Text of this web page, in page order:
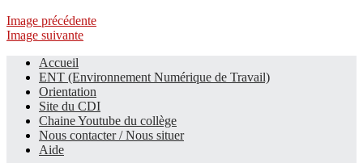
Image précédente
Image suivante
Le site du collège
Accueil
ENT (Environnement Numérique de Travail)
Orientation
Site du CDI
Chaine Youtube du collège
Nous contacter / Nous situer
Aide